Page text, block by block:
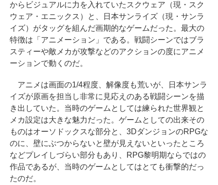
からビジュアルに力を入れていたスクウェア（現・スク
ウェア・エニックス）と、日本サンライズ（現・サンラ
イズ）がタッグを組んだ画期的なゲームだった。最大の
特徴は「アニメーション」である。戦闘シーンではブラ
スティーや敵メカが攻撃などのアクションの度にアニメ
ーションで動くのだ。
アニメは画面の1/4程度、解像度も荒いが、日本サンラ
イズが原画を担当し非常に見応えのある戦闘シーンを描
き出していた。当時のゲームとしては練られた世界観と
メカ設定は大きな魅力だった。ゲームとしての出来その
ものはオーソドックスな部分と、3DダンジョンのRPGな
のに、壁にぶつからないと壁が見えないといったところ
などプレイしづらい部分もあり、RPG黎明期ならではの
作品であるが、当時のゲームとしてはとても衝撃的だっ
たのだ。